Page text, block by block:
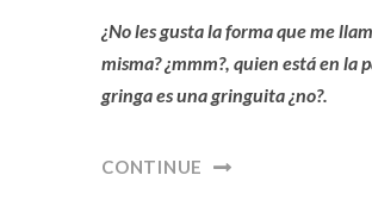
¿No les gusta la forma que me
misma? ¿mmm?, quien está en la
gringa es una gringuita ¿no?.
CONTINUE